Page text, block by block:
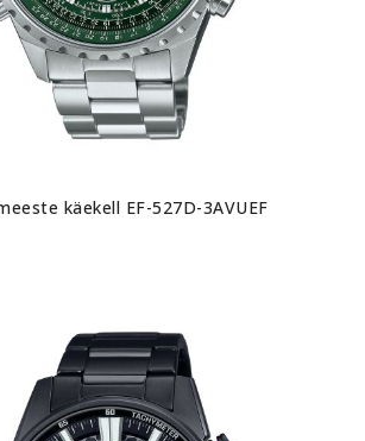
käekell EF-527D-3AVUEF